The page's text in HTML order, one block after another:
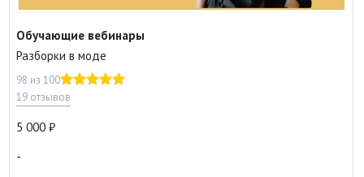
Обучающие вебинары
Разборки в моде
98 из 100
19 отзывов
5 000
-